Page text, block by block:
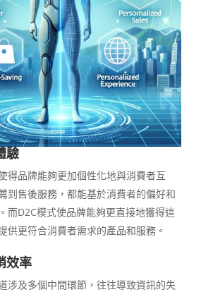
驗
得品牌能夠更加個性化地與消費者互
到售後服務，都能基於消費者的偏好和
而D2C模式使品牌能夠更直接地獲得這
供更符合消費者需求的產品和服務。
效率
涉及多個中間環節，往往導致資訊的失